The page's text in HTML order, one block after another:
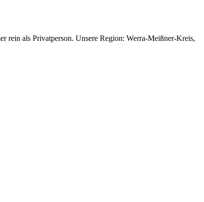
rein als Privatperson. Unsere Region: Werra-Meißner-Kreis,